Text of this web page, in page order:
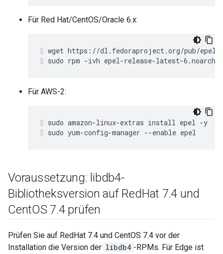
Für Red Hat/CentOS/Oracle 6.x:
sudo rpm -ivh epel-release-latest-
Für AWS-2:
sudo yum-config-manager --enable epel
Voraussetzung: libdb4-
Bibliotheksversion auf RedHat 7.4 und
CentOS 7.4 prüfen
Prüfen Sie auf RedHat 7.4 und CentOS 7.4 vor der
Installation die Version der libdb4 -RPMs. Für Edge ist